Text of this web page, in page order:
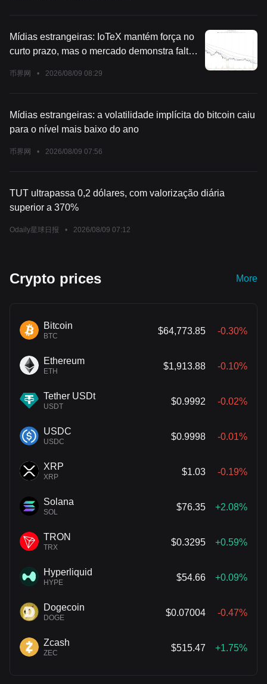
Mídias estrangeiras: IoTeX mantém força no
curto prazo, mas o mercado demonstra falta
币界网 • 2026/08/09 08:29
Mídias estrangeiras: a volatilidade implícita do bitcoin caiu
para o nível mais baixo do ano
币界网 • 2026/08/09 07:56
TUT ultrapassa 0,2 dólares, com valorização diária
superior a 370%
Odaily星球日报 • 2026/08/09 07:12
Crypto prices More
Bitcoin
BTC
$64,773.85 -0.30%
Ethereum
ETH
$1,913.88 -0.10%
Tether USDt
USDT
$0.9992 -0.02%
USDC
USDC
$0.9998 -0.01%
XRP
XRP
$1.03 -0.19%
Solana
SOL
$76.35 +2.08%
TRON
TRX
$0.3295 +0.59%
Hyperliquid
HYPE
$54.66 +0.09%
Dogecoin
DOGE
$0.07004 -0.47%
Zcash
ZEC
$515.47 +1.75%